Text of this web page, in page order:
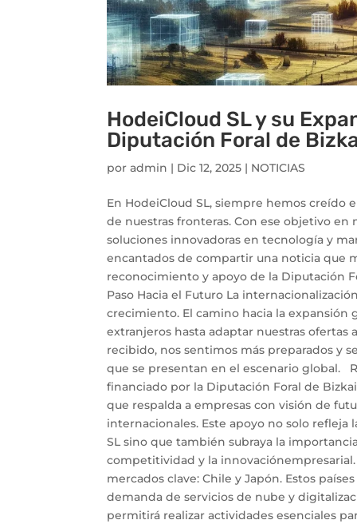
HodeiCloud SL y su
Diputación Foral de
poradmin | Dic 12, 2025 | NOTICIAS
En HodeiCloud SL, siempre hemos creído
de nuestras fronteras. Con ese objetivo
soluciones innovadoras en tecnología y
encantados de compartir una noticia que
reconocimiento y apoyo de la Diputación
Paso Hacia el Futuro La
crecimiento. El camino hacia la expansión
extranjeros hasta adaptar nuestras ofertas
recibido, nos sentimos más preparados y
que se presentan en el escenario global.
financiado por la Diputación Foral de
que respalda a empresas con visión de
internacionales. Este apoyo no solo
SL sino que también subraya la
competitividad y la
mercados clave: Chile y Japón. Estos
demanda de servicios de nube y
permitirá realizar actividades esenciales